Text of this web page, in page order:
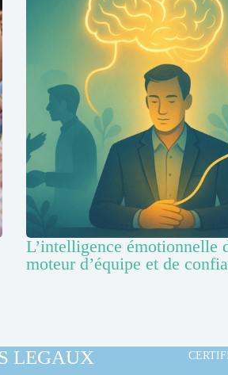
L’intelligence émotionnelle
moteur d’équipe et de
LEGAUX